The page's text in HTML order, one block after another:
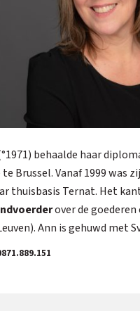
behaalde haar
te Brussel. Vanaf 1999 was
thuisbasis Ternat. Het
over de
Ann is gehuwd met